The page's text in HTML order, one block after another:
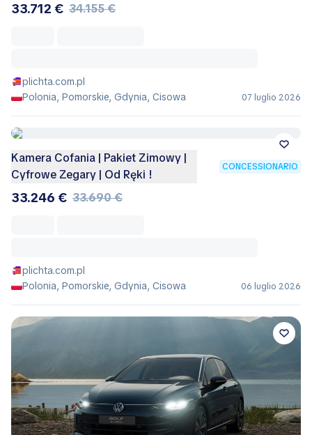
33.712 € 34.155 €
plichta.com.pl
Polonia, Pomorskie, Gdynia, Cisowa
07 luglio 2026
Kamera Cofania | Pakiet Zimowy |
Cyfrowe Zegary | Od Ręki !
CONCESSIONARIO
33.246 € 33.690 €
plichta.com.pl
Polonia, Pomorskie, Gdynia, Cisowa
06 luglio 2026